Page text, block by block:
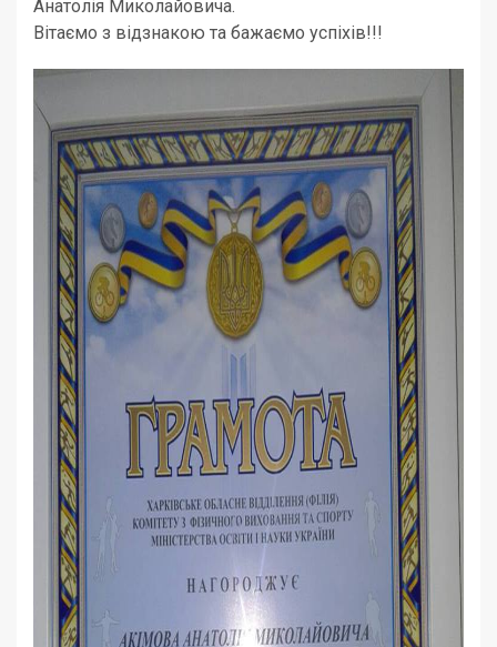
Анатолія Миколайовича.
Вітаємо з відзнакою та бажаємо успіхів!!!